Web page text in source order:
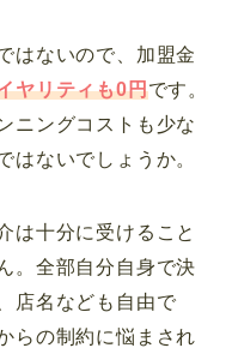
はないので、加盟金
ヤリティも0円です。
ニングコストも少な
はないでしょうか。
は十分に受けること
。全部自分自身で決
店名なども自由で
らの制約に悩まされ